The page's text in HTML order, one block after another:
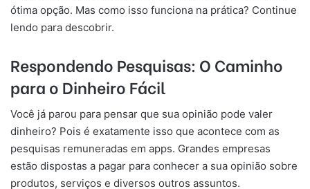
ótima opção. Mas como isso funciona na prática? Continue
lendo para descobrir.
Respondendo Pesquisas: O Caminho
para o Dinheiro Fácil
Você já parou para pensar que sua opinião pode valer
dinheiro? Pois é exatamente isso que acontece com as
pesquisas remuneradas em apps. Grandes empresas
estão dispostas a pagar para conhecer a sua opinião sobre
produtos, serviços e diversos outros assuntos.